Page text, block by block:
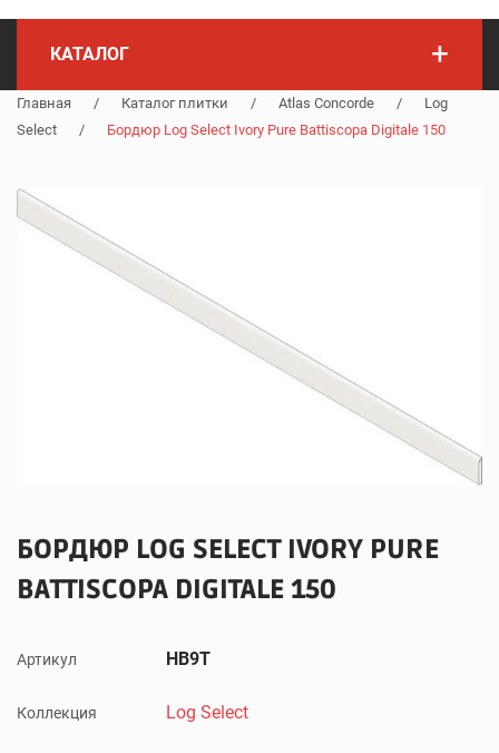
КАТАЛОГ +
Главная / Каталог плитки / Atlas Concorde /
Log
Select
/ Бордюр Log Select Ivory Pure Battiscopa Digitale 150
БОРДЮР LOG SELECT IVORY PURE
BATTISCOPA DIGITALE 150
Артикул HB9T
Коллекция Log Select